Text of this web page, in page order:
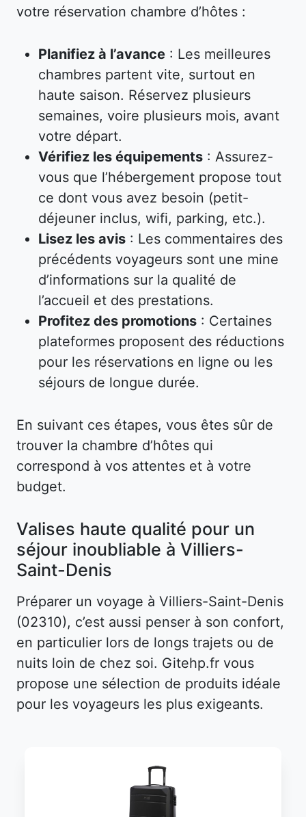
votre réservation chambre d’hôtes :
Planifiez à l’avance : Les meilleures
chambres partent vite, surtout en
haute saison. Réservez plusieurs
semaines, voire plusieurs mois, avant
votre départ.
Vérifiez les équipements : Assurez-
vous que l’hébergement propose tout
ce dont vous avez besoin (petit-
déjeuner inclus, wifi, parking, etc.).
Lisez les avis : Les commentaires des
précédents voyageurs sont une mine
d’informations sur la qualité de
l’accueil et des prestations.
Profitez des promotions : Certaines
plateformes proposent des réductions
pour les réservations en ligne ou les
séjours de longue durée.
En suivant ces étapes, vous êtes sûr de
trouver la chambre d’hôtes qui
correspond à vos attentes et à votre
budget.
Valises haute qualité pour un
séjour inoubliable à Villiers-
Saint-Denis
Préparer un voyage à Villiers-Saint-Denis
(02310), c’est aussi penser à son confort,
en particulier lors de longs trajets ou de
nuits loin de chez soi. Gitehp.fr vous
propose une sélection de produits idéale
pour les voyageurs les plus exigeants.